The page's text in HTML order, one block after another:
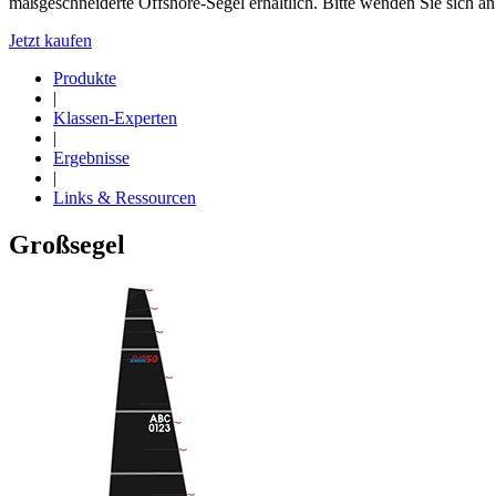
Jetzt kaufen
Produkte
|
Klassen-Experten
|
Ergebnisse
|
Links & Ressourcen
Großsegel